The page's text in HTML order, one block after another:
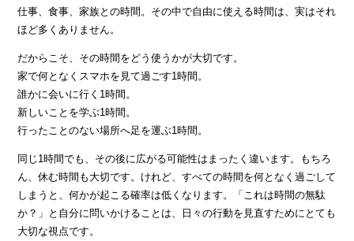
仕事、食事、家族との時間。その中で自由に使える時間は、実はそれ
ほど多くありません。
だからこそ、その時間をどう使うかが大切です。
家で何となくスマホを見て過ごす1時間。
誰かに会いに行く1時間。
新しいことを学ぶ1時間。
行ったことのない場所へ足を運ぶ1時間。
同じ1時間でも、その後に広がる可能性はまったく違います。もちろ
ん、休む時間も大切です。けれど、すべての時間を何となく過ごして
しまうと、何かが起こる確率は低くなります。「これは時間の無駄
か？」と自分に問いかけることは、日々の行動を見直すためにとても
大切な視点です。